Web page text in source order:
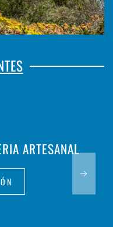
ARTESANAL